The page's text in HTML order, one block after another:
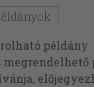
példány
megrendelhető